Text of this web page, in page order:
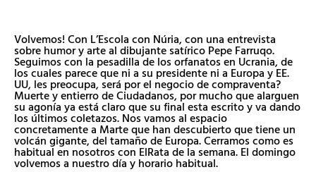
Volvemos! Con L’Escola con Núria, con una entrevista
sobre humor y arte al dibujante satírico Pepe Farruqo.
Seguimos con la pesadilla de los orfanatos en Ucrania, de
los cuales parece que ni a su presidente ni a Europa y EE.
UU, les preocupa, será por el negocio de compraventa?
Muerte y entierro de Ciudadanos, por mucho que alarguen
su agonía ya está claro que su final esta escrito y va dando
los últimos coletazos. Nos vamos al espacio
concretamente a Marte que han descubierto que tiene un
volcán gigante, del tamaño de Europa. Cerramos como es
habitual en nosotros con ElRata de la semana. El domingo
volvemos a nuestro día y horario habitual.